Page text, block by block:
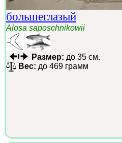
большеглазый
Alosa saposchnikowii
Размер: до 35 см.
Вес: до 469 грамм